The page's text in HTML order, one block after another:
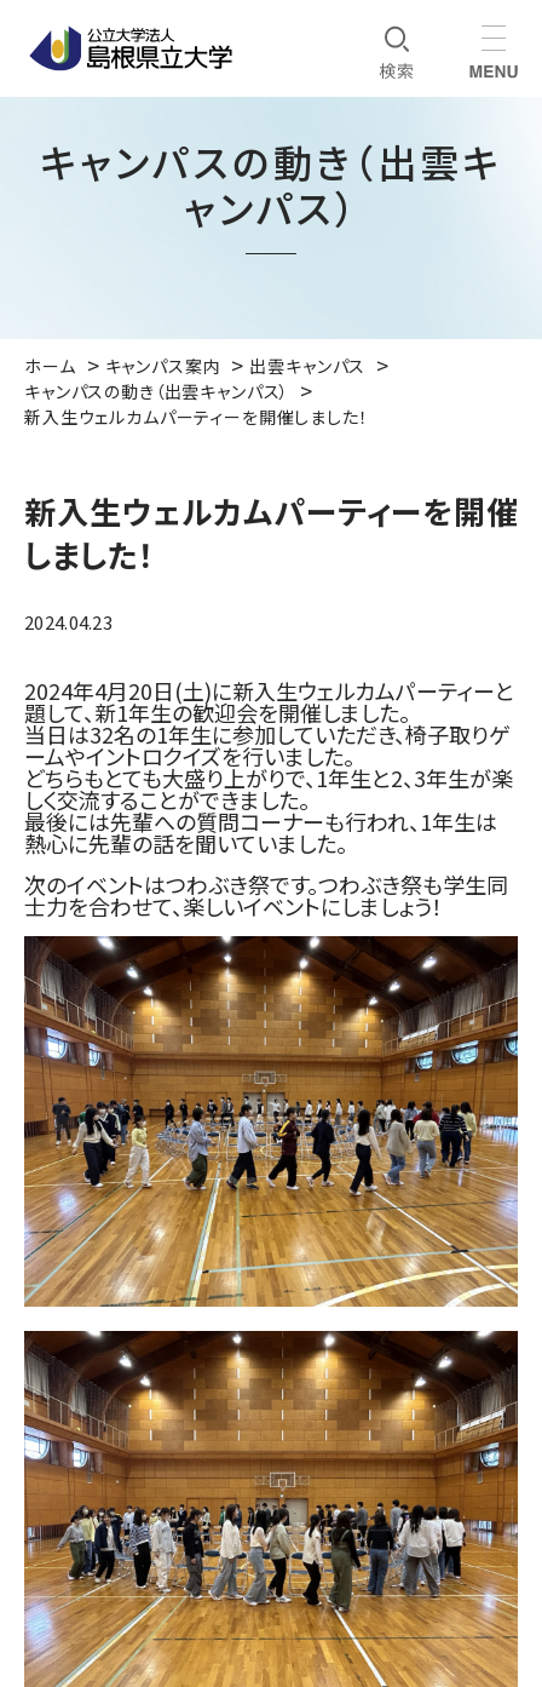
キャンパスの動き（出雲キ
ャンパス）
ホーム キャンパス案内
出雲キャンパス
キャンパスの動き（出雲キャンパス）
新入生ウェルカムパーティーを開催しました！
新入生ウェルカムパーティーを開催
しました！
2024.04.23
2024年4月20日(土)に新入生ウェルカムパーティーと
題して、新1年生の歓迎会を開催しました。
当日は32名の1年生に参加していただき、椅子取りゲ
ームやイントロクイズを行いました。
どちらもとても大盛り上がりで、1年生と2、3年生が楽
しく交流することができました。
最後には先輩への質問コーナーも行われ、1年生は
熱心に先輩の話を聞いていました。
次のイベントはつわぶき祭です。つわぶき祭も学生同
士力を合わせて、楽しいイベントにしましょう！